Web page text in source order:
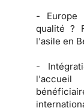
- Europe
qualité ?
l'asile en
-